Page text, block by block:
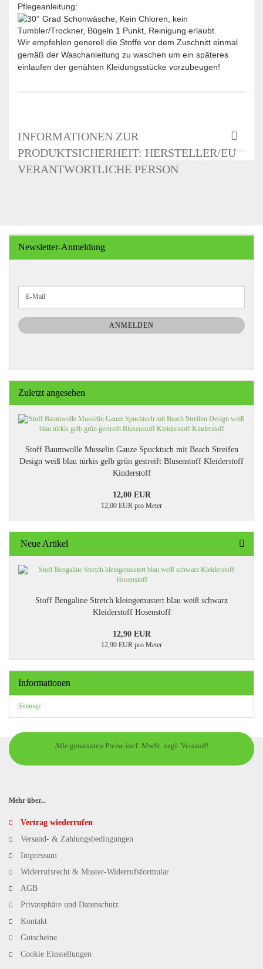
Pflegeanleitung:
Wir empfehlen generell die Stoffe vor dem Zuschnitt einmal
gemäß der Waschanleitung zu waschen um ein späteres
einlaufen der genähten Kleidungsstücke vorzubeugen!
INFORMATIONEN ZUR
PRODUKTSICHERHEIT: HERSTELLER/EU
VERANTWORTLICHE PERSON
Newsletter-Anmeldung
ZUR
NEWSLETTER-
ANMELDUNG
E-
ANMELDEN
Zuletzt angesehen
Stoff Baumwolle Musselin Gauze Spucktuch mit Beach Streifen
Design weiß blau türkis gelb grün gestreift Blusenstoff Kleiderstoff
Kinderstoff
12,00 EUR
12,00 EUR pro Meter
Neue Artikel
Stoff Bengaline Stretch kleingemustert blau weiß schwarz
Kleiderstoff Hosenstoff
12,90 EUR
12,90 EUR pro Meter
Informationen
Sitemap
Alle genannten Preise incl. MwSt. zzgl. Versand!
Mehr über...
Vertrag wiederrufen
Versand- & Zahlungsbedingungen
Impressum
Widerrufsrecht & Muster-Widerrufsformular
AGB
Privatsphäre und Datenschutz
Kontakt
Gutscheine
Cookie Einstellungen